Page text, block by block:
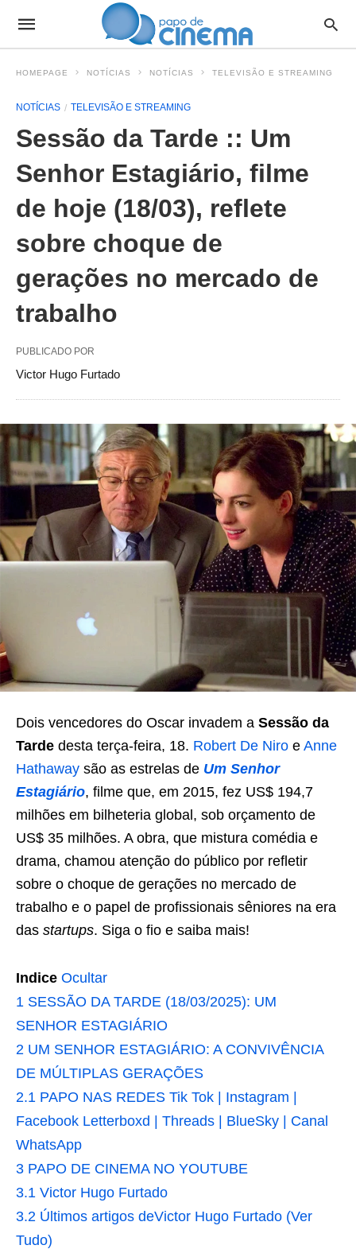
HOMEPAGE NOTÍCIAS NOTÍCIAS TELEVISÃO E STREAMING
NOTÍCIAS TELEVISÃO E STREAMING
Sessão da Tarde :: Um
Senhor Estagiário, filme
de hoje (18/03), reflete
sobre choque de
gerações no mercado de
trabalho
PUBLICADO POR
Victor Hugo Furtado
Dois vencedores do Oscar invadem a Sessão da
Tarde desta terça-feira, 18. Robert De Niro e Anne
Hathaway são as estrelas de Um Senhor
Estagiário, filme que, em 2015, fez US$ 194,7
milhões em bilheteria global, sob orçamento de
US$ 35 milhões. A obra, que mistura comédia e
drama, chamou atenção do público por refletir
sobre o choque de gerações no mercado de
trabalho e o papel de profissionais sêniores na era
das startups. Siga o fio e saiba mais!
Indice Ocultar
1 SESSÃO DA TARDE (18/03/2025): UM
SENHOR ESTAGIÁRIO
2 UM SENHOR ESTAGIÁRIO: A CONVIVÊNCIA
DE MÚLTIPLAS GERAÇÕES
2.1 PAPO NAS REDES Tik Tok | Instagram |
Facebook Letterboxd | Threads | BlueSky | Canal
WhatsApp
3 PAPO DE CINEMA NO YOUTUBE
3.1 Victor Hugo Furtado
3.2 Últimos artigos deVictor Hugo Furtado (Ver
Tudo)